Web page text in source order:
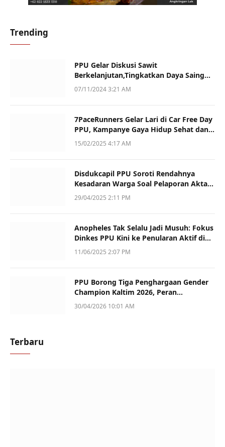
Trending
PPU Gelar Diskusi Sawit
Berkelanjutan,Tingkatkan Daya Saing
dan Kualitas
07/11/2024 3:21 AM
7PaceRunners Gelar Lari di Car Free Day
PPU, Kampanye Gaya Hidup Sehat dan
Dukung UMKM
15/02/2025 4:17 AM
Disdukcapil PPU Soroti Rendahnya
Kesadaran Warga Soal Pelaporan Akta
Kematian
29/04/2025 2:11 PM
Anopheles Tak Selalu Jadi Musuh: Fokus
Dinkes PPU Kini ke Penularan Aktif di
Sotek
11/06/2025 2:07 PM
PPU Borong Tiga Penghargaan Gender
Champion Kaltim 2026, Peran
Perempuan Jadi Sorotan
30/04/2026 10:01 AM
Terbaru